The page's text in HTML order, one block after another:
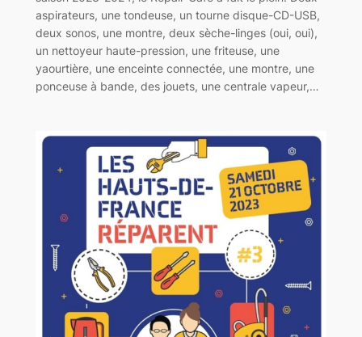
aspirateurs, une tondeuse, un tourne disque-CD-USB,
deux sonos, une montre, deux sèche-linges (oui, oui),
un nettoyeur haute-pression, une friteuse, une
yaourtière, une enceinte connectée, une montre, une
ponceuse à bande, des jouets, une centrale vapeur,…